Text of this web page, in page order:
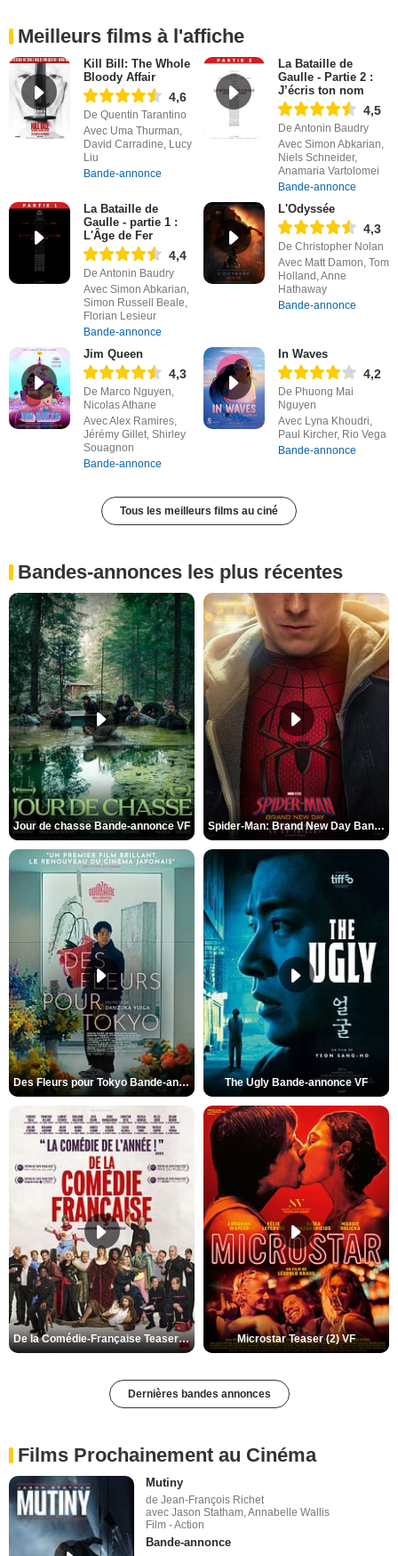
Meilleurs films à l'affiche
Kill Bill: The Whole
Bloody Affair
4,6
De Quentin Tarantino
Avec Uma Thurman,
David Carradine, Lucy
Liu
Bande-annonce
La Bataille de
Gaulle - Partie 2 :
J’écris ton nom
4,5
De Antonin Baudry
Avec Simon Abkarian,
Niels Schneider,
Anamaria Vartolomei
Bande-annonce
La Bataille de
Gaulle - partie 1 :
L'Âge de Fer
4,4
De Antonin Baudry
Avec Simon Abkarian,
Simon Russell Beale,
Florian Lesieur
Bande-annonce
L'Odyssée
4,3
De Christopher Nolan
Avec Matt Damon, Tom
Holland, Anne
Hathaway
Bande-annonce
Jim Queen
4,3
De Marco Nguyen,
Nicolas Athane
Avec Alex Ramires,
Jérémy Gillet, Shirley
Souagnon
Bande-annonce
In Waves
4,2
De Phuong Mai
Nguyen
Avec Lyna Khoudri,
Paul Kircher, Rio Vega
Bande-annonce
Tous les meilleurs films au ciné
Bandes-annonces les plus récentes
Jour de chasse Bande-annonce VF Spider-Man: Brand New Day Bande-annonce (3) VO STFR
Des Fleurs pour Tokyo Bande-annonce VO STFR The Ugly Bande-annonce VF
De la Comédie-Française Teaser (3) VF Microstar Teaser (2) VF
Dernières bandes annonces
Films Prochainement au Cinéma
Mutiny
de Jean-François Richet
avec Jason Statham, Annabelle Wallis
Film - Action
Bande-annonce